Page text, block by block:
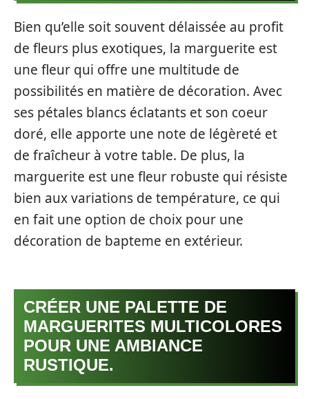
Bien qu’elle soit souvent délaissée au profit
de fleurs plus exotiques, la marguerite est
une fleur qui offre une multitude de
possibilités en matière de décoration. Avec
ses pétales blancs éclatants et son coeur
doré, elle apporte une note de légèreté et
de fraîcheur à votre table. De plus, la
marguerite est une fleur robuste qui résiste
bien aux variations de température, ce qui
en fait une option de choix pour une
décoration de bapteme en extérieur.
CRÉER UNE PALETTE DE
MARGUERITES MULTICOLORES
POUR UNE AMBIANCE
RUSTIQUE.